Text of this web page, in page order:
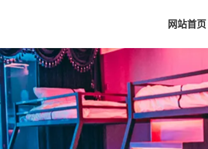
网站首页